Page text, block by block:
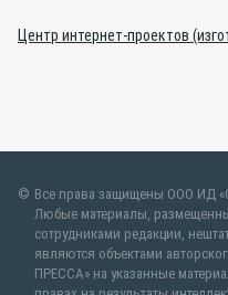
Центр интернет-проектов
Все права защищены ООО ИД
Любые материалы,
сотрудниками редакции,
являются объектами
ПРЕССА» на указанные